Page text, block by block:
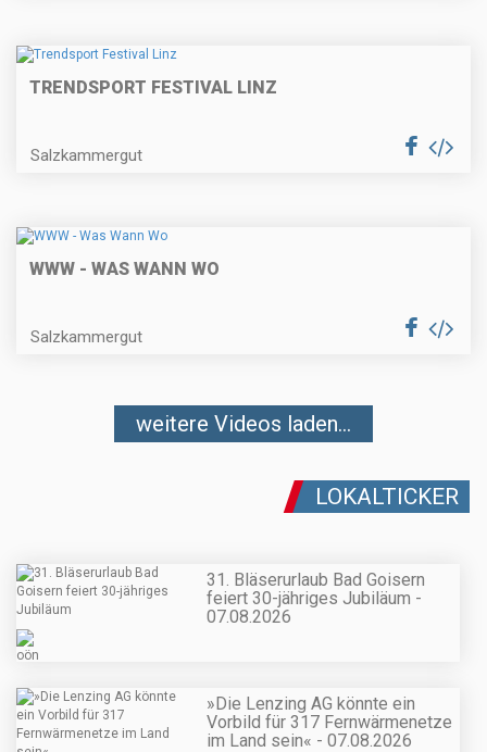
TRENDSPORT FESTIVAL LINZ
Salzkammergut
WWW - WAS WANN WO
Salzkammergut
weitere Videos laden...
LOKALTICKER
31. Bläserurlaub Bad Goisern
feiert 30-jähriges Jubiläum -
07.08.2026
»Die Lenzing AG könnte ein
Vorbild für 317 Fernwärmenetze
im Land sein« - 07.08.2026